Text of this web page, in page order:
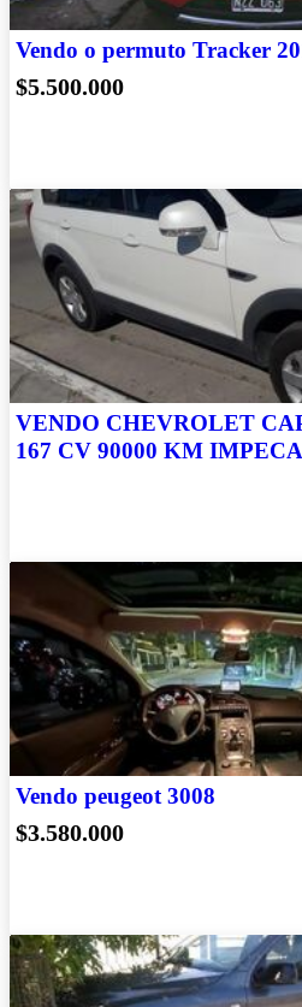
Vendo o permuto Tracker
$5.500.000
VENDO CHEVROLET
167 CV 90000 KM
Vendo peugeot 3008
$3.580.000